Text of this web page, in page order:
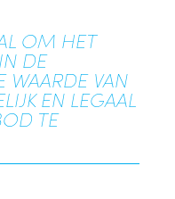
OM HET
DE
WAARDE VAN
EN LEGAAL
TE